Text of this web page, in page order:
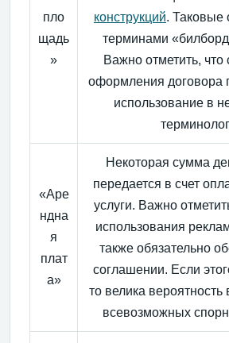
пло
щадь
»
конструкций. Таковые
терминами
Важно отметить, что
оформления договора
использование в
«Аре
ндна
я
плат
а»
Некоторая сумма
передается в счет
услуги. Важно
использования
также обязательно
соглашении. Если
то велика вероятность
всевозможных